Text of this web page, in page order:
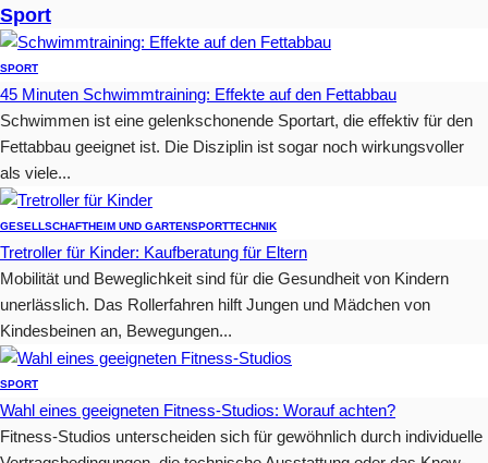
Sport
SPORT
45 Minuten Schwimmtraining: Effekte auf den Fettabbau
Schwimmen ist eine gelenkschonende Sportart, die effektiv für den
Fettabbau geeignet ist. Die Disziplin ist sogar noch wirkungsvoller
als viele...
GESELLSCHAFTHEIM UND GARTENSPORTTECHNIK
Tretroller für Kinder: Kaufberatung für Eltern
Mobilität und Beweglichkeit sind für die Gesundheit von Kindern
unerlässlich. Das Rollerfahren hilft Jungen und Mädchen von
Kindesbeinen an, Bewegungen...
SPORT
Wahl eines geeigneten Fitness-Studios: Worauf achten?
Fitness-Studios unterscheiden sich für gewöhnlich durch individuelle